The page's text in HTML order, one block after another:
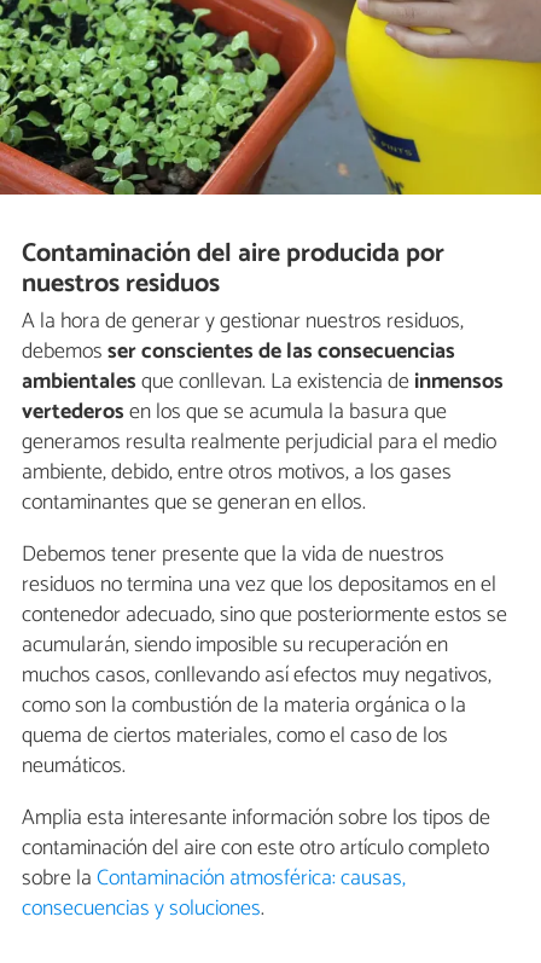
Contaminación del aire producida por
nuestros residuos
A la hora de generar y gestionar nuestros residuos,
debemosser conscientes de las consecuencias
ambientalesque conllevan. La existencia deinmensos
vertederosen los que se acumula la basura que
generamos resulta realmente perjudicial para el medio
ambiente, debido, entre otros motivos, a los gases
contaminantes que se generan en ellos.
Debemos tener presente que la vida de nuestros
residuos no termina una vez que los depositamos en el
contenedor adecuado, sino que posteriormente estos se
acumularán, siendo imposible su recuperación en
muchos casos, conllevando así efectos muy negativos,
como son la combustión de la materia orgánica o la
quema de ciertos materiales, como el caso de los
neumáticos.
Amplia esta interesante información sobre los tipos de
contaminación del aire con este otro artículo completo
sobre laContaminación atmosférica: causas,
consecuencias y soluciones.